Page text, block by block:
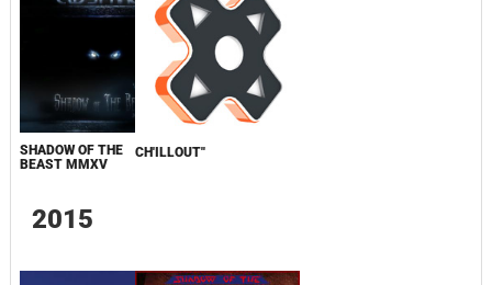
SHADOW OF THE
BEAST MMXV
CH'ILLOUT''
2015